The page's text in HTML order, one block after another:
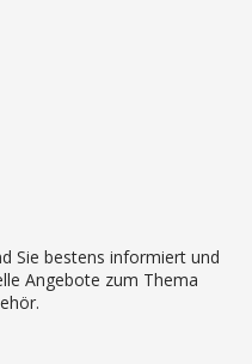
Sie bestens informiert und
Angebote zum Thema